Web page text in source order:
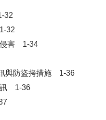
32
32
侵害 1-34
與防盜拷措施 1-36
訊 1-36